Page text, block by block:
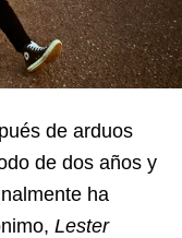
de arduos
de dos años y
ha
Lester